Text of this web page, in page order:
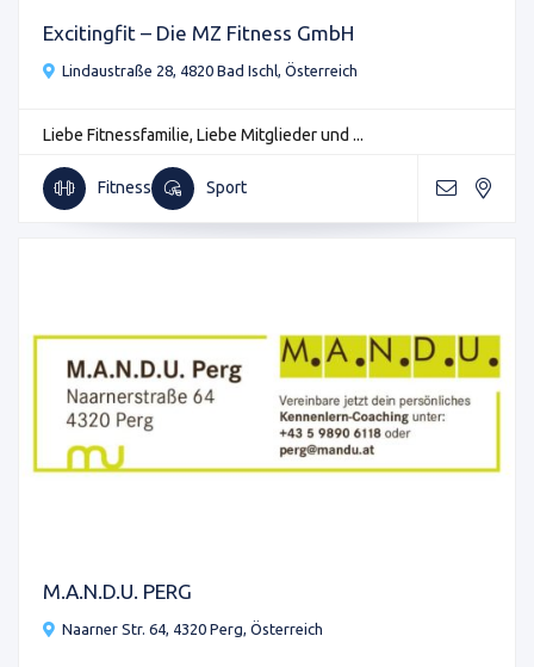
Excitingfit – Die MZ Fitness GmbH
Lindaustraße 28, 4820 Bad Ischl, Österreich
Liebe Fitnessfamilie, Liebe Mitglieder und ...
Fitness Sport
M.A.N.D.U. PERG
Naarner Str. 64, 4320 Perg, Österreich